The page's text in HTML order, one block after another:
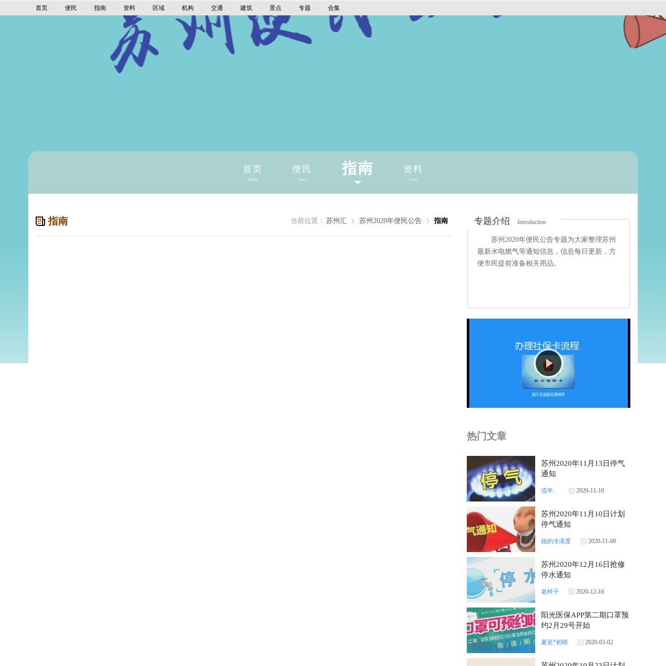
首页 便民 指南 资料 区域 机构 交通 建筑 景点 专题 合集
首页
Home
便民
News
指南 资料
Point
指南 当前位置： 苏州汇 苏州2020年便民公告 指南 专题介绍 Introduction
苏州2020年便民公告专题为大家整理苏州
最新水电燃气等通知信息，信息每日更新，方
便市民提前准备相关用品。
Play
Video
热门文章
苏州2020年11月13日停气
通知
流年、 2020-11-10
苏州2020年11月10日计划
停气通知
姐的冷漠度 2020-11-09
苏州2020年12月16日抢修
停水通知
老样子 2020-12-16
阳光医保APP第二期口罩预
约2月29号开始
夏至*初晴 2020-03-02